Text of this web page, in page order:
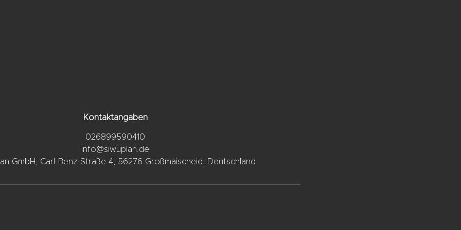
Kontaktangaben
026899590410
info@siwuplan.de
GmbH, Carl-Benz-Straße 4, 56276 Großmaischeid, Deutschland